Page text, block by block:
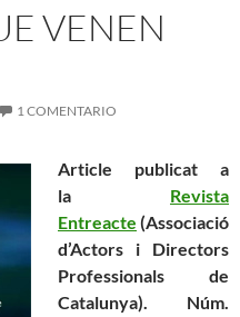
VENEN
1 COMENTARIO
Article publicat a
la Revista
Entreacte (Associació
d’Actors i Directors
Professionals de
Catalunya). Núm.